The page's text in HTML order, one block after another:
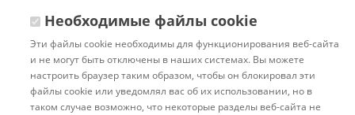
Необходимые файлы cookie
Эти файлы cookie необходимы для функционирования веб-сайта
и не могут быть отключены в наших системах. Вы можете
настроить браузер таким образом, чтобы он блокировал эти
файлы cookie или уведомлял вас об их использовании, но в
таком случае возможно, что некоторые разделы веб-сайта не